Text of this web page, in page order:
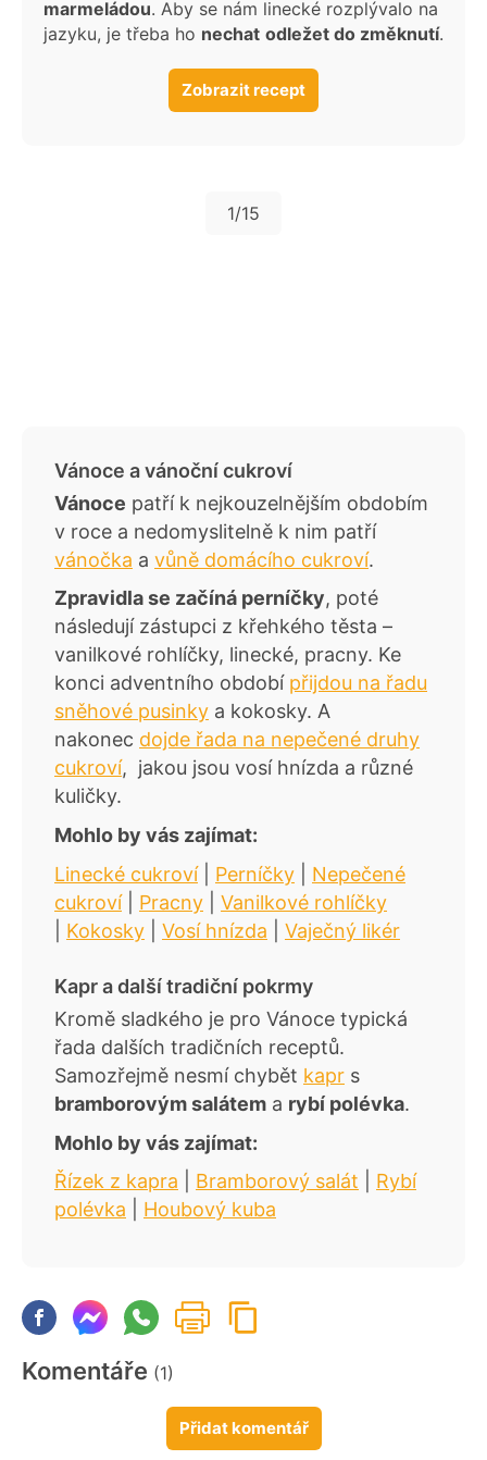
marmeládou. Aby se nám linecké rozplývalo na
jazyku, je třeba ho nechat odležet do změknutí.
Zobrazit recept
1/15
Vánoce a vánoční cukroví
Vánoce patří k nejkouzelnějším obdobím
v roce a nedomyslitelně k nim patří
vánočka a vůně domácího cukroví.
Zpravidla se začíná perníčky, poté
následují zástupci z křehkého těsta –
vanilkové rohlíčky, linecké, pracny. Ke
konci adventního období přijdou na řadu
sněhové pusinky a kokosky. A
nakonec dojde řada na nepečené druhy
cukroví, jakou jsou vosí hnízda a různé
kuličky.
Mohlo by vás zajímat:
Linecké cukroví| Perníčky
Nepečené
cukroví| Pracny
Vanilkové rohlíčky
Kokosky Vosí hnízda Vaječný likér
Kapr a další tradiční pokrmy
Kromě sladkého je pro Vánoce typická
řada dalších tradičních receptů.
Samozřejmě nesmí chybět kapr s
bramborovým salátem a rybí polévka.
Mohlo by vás zajímat:
Řízek z kapra
Bramborový salát
Rybí
polévka
Houbový kuba
Komentáře (1)
Přidat komentář